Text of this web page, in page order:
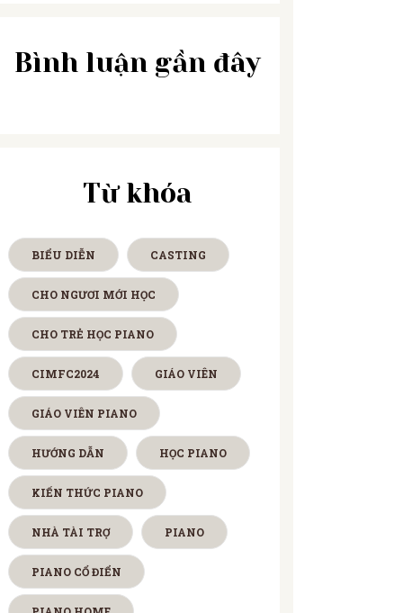
Bình luận gần đây
Từ khóa
BIỂU DIỄN CASTING
CHO NGƯƠI MỚI HỌC
CHO TRẺ HỌC PIANO
CIMFC2024 GIÁO VIÊN
GIÁO VIÊN PIANO
HƯỚNG DẪN HỌC PIANO
KIẾN THỨC PIANO
NHÀ TÀI TRỢ PIANO
PIANO CỔ ĐIỂN